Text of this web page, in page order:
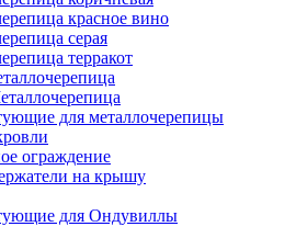
красное вино
серая
терракот
для металлочерепицы
ограждение
на крышу
для Ондувиллы